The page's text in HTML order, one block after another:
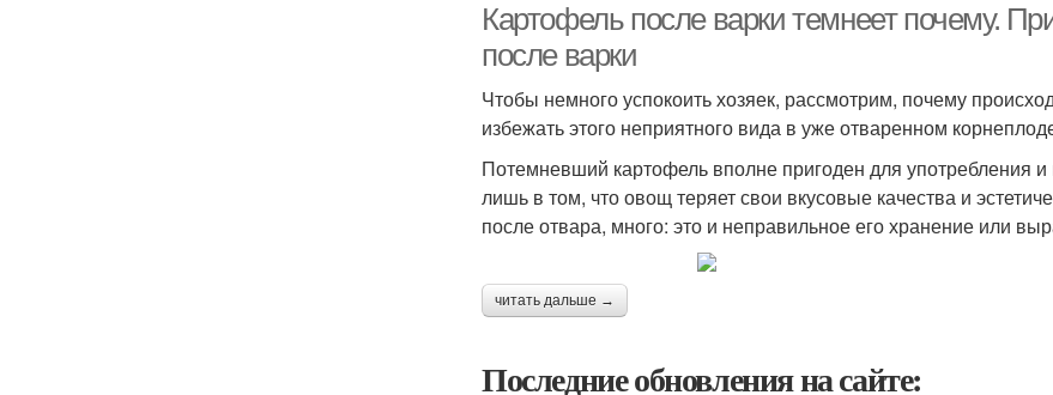
Картофель после варки темнеет почему.
после варки
Чтобы немного успокоить хозяек, рассмотрим, почему
избежать этого неприятного вида в уже отваренном
Потемневший картофель вполне пригоден для употребления
лишь в том, что овощ теряет свои вкусовые качества и
после отвара, много: это и неправильное его хранение или
читать дальше →
Последние обновления на сайте: